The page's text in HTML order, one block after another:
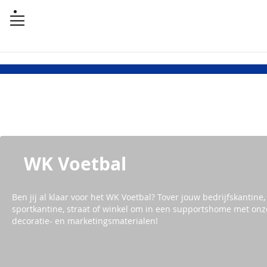
WK Voetbal
Ben jij al klaar voor het WK Voetbal? Tover jouw bedrijfskantine,
sportkantine, straat of winkel om in een supportshome met
decoratie- en marketingsmaterialen!